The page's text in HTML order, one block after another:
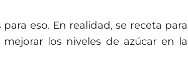
eso. En realidad, se receta para
los niveles de azúcar en la